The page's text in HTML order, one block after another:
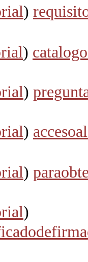
)
)
)
)
)
)